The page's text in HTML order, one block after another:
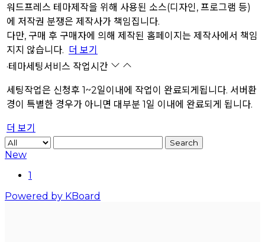
워드프레스 테마제작을 위해 사용된 소스(디자인, 프로그램 등)
에 저작권 분쟁은 제작사가 책임집니다.
다만, 구매 후 구매자에 의해 제작된 홈페이지는 제작사에서 책임
지지 않습니다. 더 보기
·테마세팅서비스 작업시간
세팅작업은 신청후 1~2일이내에 작업이 완료되게됩니다. 서버환
경이 특별한 경우가 아니면 대부분 1일 이내에 완료되게 됩니다.
더 보기
Search
New
1
Powered by KBoard